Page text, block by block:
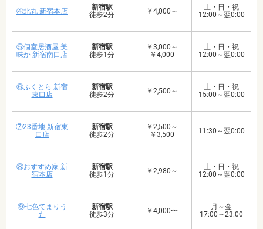
④北丸 新宿本店
新宿駅
徒歩2分
￥4,000～
土・日・祝
12:00～翌0:00
⑤個室居酒屋 美
味か 新宿南口店
新宿駅
徒歩1分
￥3,000～
￥4,000
土・日・祝
12:00～翌0:00
⑥ふくとら 新宿
東口店
新宿駅
徒歩2分
￥2,500～
土・日・祝
15:00～翌0:00
⑦23番地 新宿東
口店
新宿駅
徒歩2分
￥2,500～
￥3,500
11:30～翌0:00
⑧おすすめ家 新
宿本店
新宿駅
徒歩1分
￥2,980～
土・日・祝
12:00～翌0:00
⑨七色てまりう
た
新宿駅
徒歩3分
￥4,000〜
月～金
17:00～23:00